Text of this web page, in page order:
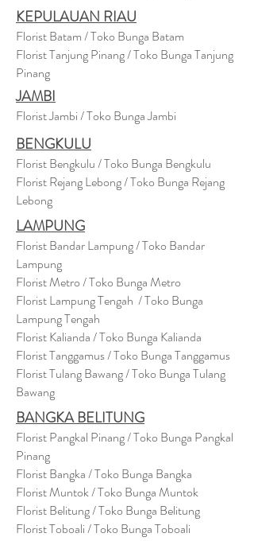
KEPULAUAN RIAU
Florist Batam / Toko Bunga Batam
Florist Tanjung Pinang / Toko Bunga Tanjung
Pinang
JAMBI
Florist Jambi / Toko Bunga Jambi
BENGKULU
Florist Bengkulu / Toko Bunga Bengkulu
Florist Rejang Lebong / Toko Bunga Rejang
Lebong
LAMPUNG
Florist Bandar Lampung / Toko Bandar
Lampung
Florist Metro / Toko Bunga Metro
Florist Lampung Tengah / Toko Bunga
Lampung Tengah
Florist Kalianda / Toko Bunga Kalianda
Florist Tanggamus / Toko Bunga Tanggamus
Florist Tulang Bawang / Toko Bunga Tulang
Bawang
BANGKA BELITUNG
Florist Pangkal Pinang / Toko Bunga Pangkal
Pinang
Florist Bangka / Toko Bunga Bangka
Florist Muntok / Toko Bunga Muntok
Florist Belitung / Toko Bunga Belitung
Florist Toboali / Toko Bunga Toboali